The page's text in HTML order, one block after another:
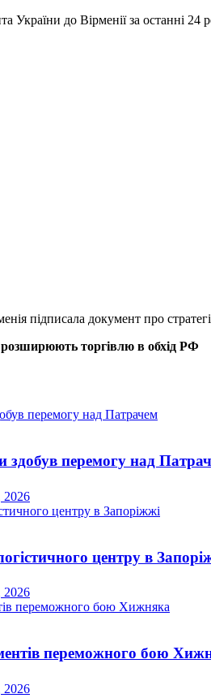
України до Вірменії за останні
підписала документ про
торгівлю в обхід РФ
здобув перемогу над
2026
центру в
2026
переможного бою
2026